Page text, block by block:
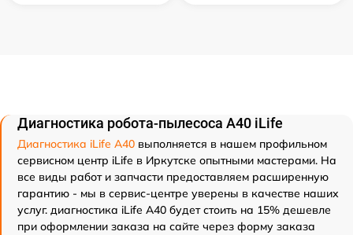
Диагностика робота-пылесоса A40 iLife
Диагностика iLife A40 выполняется в нашем профильном
сервисном центр iLife в Иркутске опытными мастерами. На
все виды работ и запчасти предоставляем расширенную
гарантию - мы в сервис-центре уверены в качестве наших
услуг. диагностика iLife A40 будет стоить на 15% дешевле
при оформлении заказа на сайте через форму заказа